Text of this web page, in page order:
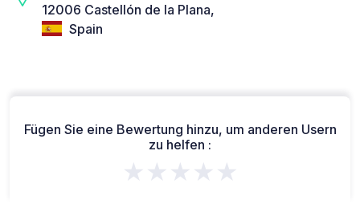
12006 Castellón de la Plana,
Spain
Fügen Sie eine Bewertung hinzu, um anderen Usern
zu helfen :
★★★★★